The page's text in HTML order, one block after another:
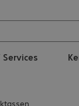
Services